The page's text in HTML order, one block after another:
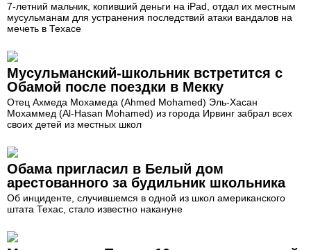
7-летний мальчик, копивший деньги на iPad, отдал их местным
мусульманам для устранения последствий атаки вандалов на
мечеть в Техасе
Мусульманский-школьник встретится с
Обамой после поездки в Мекку
Отец Ахмеда Мохамеда (Ahmed Mohamed) Эль-Хасан
Мохаммед (Al-Hasan Mohamed) из города Ирвинг забрал всех
своих детей из местных школ
Обама пригласил в Белый дом
арестованного за будильник школьника
Об инциденте, случившемся в одной из школ американского
штата Техас, стало известно накануне